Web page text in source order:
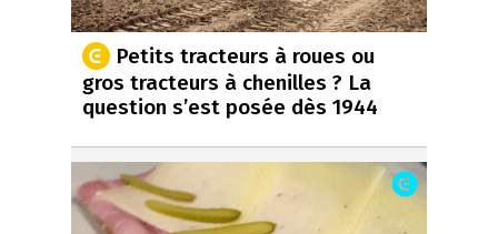
Petits tracteurs à roues ou
gros tracteurs à chenilles ? La
question s’est posée dès 1944